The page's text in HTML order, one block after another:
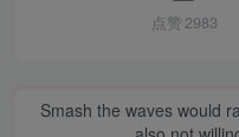
点赞 2983
Smash the waves would